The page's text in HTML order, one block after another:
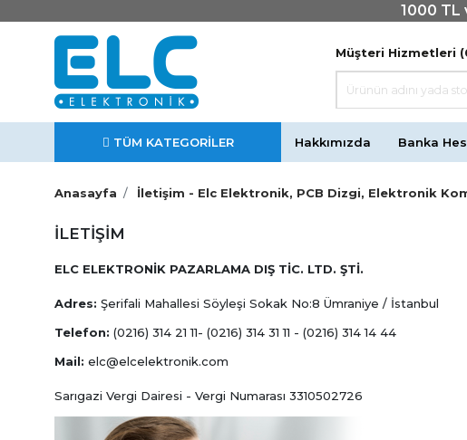
1000 TL
Müşteri Hizmetleri
TÜM KATEGORİLER Hakkımızda Banka
Anasayfa İletişim - Elc Elektronik, PCB Dizgi, Elektronik
İLETIŞIM
ELC ELEKTRONİK PAZARLAMA DIŞ TİC. LTD. ŞTİ.
Adres: Şerifali Mahallesi Söyleşi Sokak No:8 Ümraniye / İstanbul
Telefon: (0216) 314 21 11- (0216) 314 31 11 - (0216) 314 14 44
Mail: elc@elcelektronik.com
Sarıgazi Vergi Dairesi - Vergi Numarası 3310502726